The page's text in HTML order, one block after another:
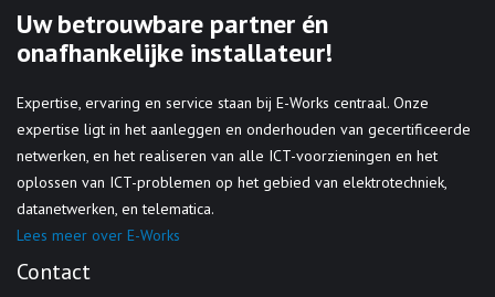
Uw betrouwbare partner én
onafhankelijke installateur!
Expertise, ervaring en service staan bij E-Works centraal. Onze
expertise ligt in het aanleggen en onderhouden van gecertificeerde
netwerken, en het realiseren van alle ICT-voorzieningen en het
oplossen van ICT-problemen op het gebied van elektrotechniek,
datanetwerken, en telematica.
Lees meer over E-Works
Contact